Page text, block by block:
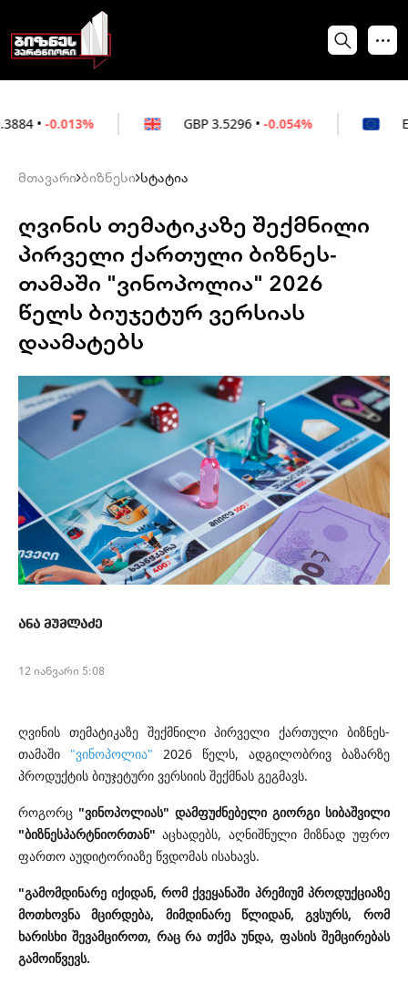
3.5296 • -0.054% 3.0264 •
მთავარი ბიზნესი სტატია
ღვინის თემატიკაზე შექმნილი
პირველი ქართული ბიზნეს-
თამაში "ვინოპოლია" 2026
წელს ბიუჯეტურ ვერსიას
დაამატებს
ანა მუმლაძე
12 იანვარი 5:08
ღვინის თემატიკაზე შექმნილი პირველი ქართული ბიზნეს-
თამაში "ვინოპოლია" 2026 წელს, ადგილობრივ ბაზარზე
პროდუქტის ბიუჯეტური ვერსიის შექმნას გეგმავს.
როგორც "ვინოპოლიას" დამფუძნებელი გიორგი სიბაშვილი
"ბიზნესპარტნიორთან"აცხადებს, აღნიშნული მიზნად უფრო
ფართო აუდიტორიაზე წვდომას ისახავს.
"გამომდინარე იქიდან, რომ ქვეყანაში პრემიუმ პროდუქციაზე
მოთხოვნა მცირდება, მიმდინარე წლიდან, გვსურს, რომ
ხარისხი შევამციროთ, რაც რა თქმა უნდა, ფასის შემცირებას
გამოიწვევს.